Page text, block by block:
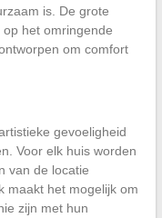
is. De grote
het omringende
om comfort
gevoeligheid
Voor elk huis worden
van de locatie
maakt het mogelijk om
zijn met hun